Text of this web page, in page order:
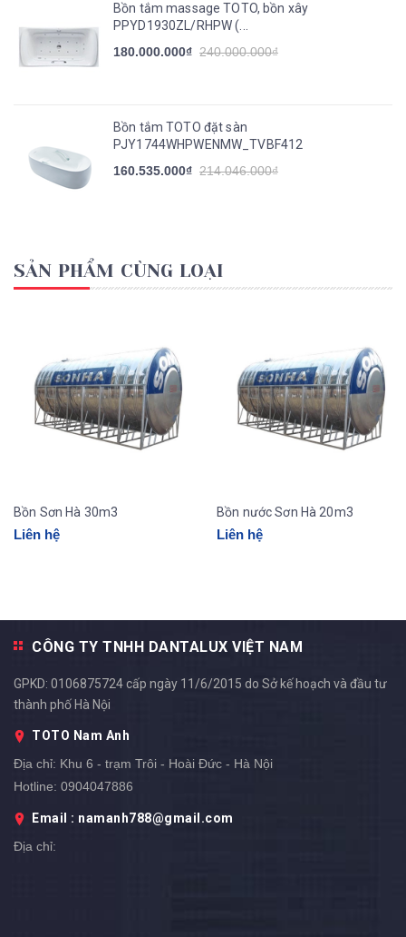
Bồn tắm massage TOTO, bồn xây
PPYD1930ZL/RHPW (...
180.000.000₫ 240.000.000₫
Bồn tắm TOTO đặt sàn
PJY1744WHPWENMW_TVBF412
160.535.000₫ 214.046.000₫
SẢN PHẨM CÙNG LOẠI
Bồn Sơn Hà 30m3
Liên hệ
Bồn nước Sơn Hà 20m3
Liên hệ
CÔNG TY TNHH DANTALUX VIỆT NAM
GPKD: 0106875724 cấp ngày 11/6/2015 do Sở kế hoạch và đầu tư
thành phố Hà Nội
TOTO Nam Anh
Địa chỉ: Khu 6 - trạm Trôi - Hoài Đức - Hà Nội
Hotline: 0904047886
Email : namanh788@gmail.com
Địa chỉ: